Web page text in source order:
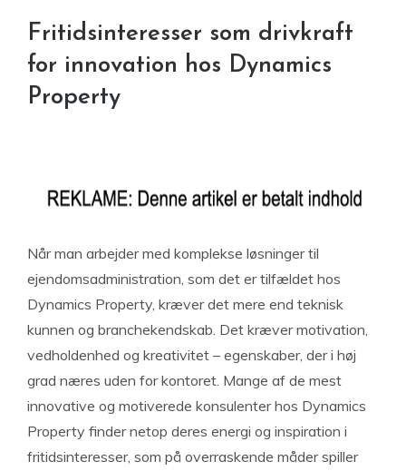
Fritidsinteresser som drivkraft
for innovation hos Dynamics
Property
Når man arbejder med komplekse løsninger til
ejendomsadministration, som det er tilfældet hos
Dynamics Property, kræver det mere end teknisk
kunnen og branchekendskab. Det kræver motivation,
vedholdenhed og kreativitet – egenskaber, der i høj
grad næres uden for kontoret. Mange af de mest
innovative og motiverede konsulenter hos Dynamics
Property finder netop deres energi og inspiration i
fritidsinteresser, som på overraskende måder spiller